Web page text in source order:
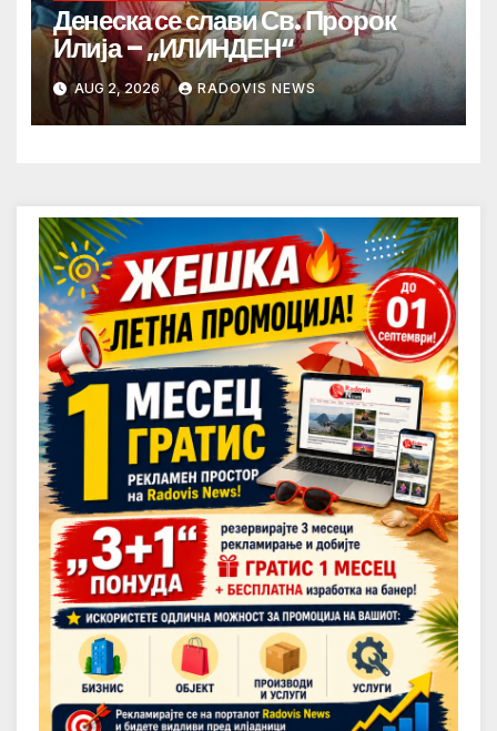
Денеска се слави Св. Пророк
Илија – „ИЛИНДЕН“
AUG 2, 2026 RADOVIS NEWS